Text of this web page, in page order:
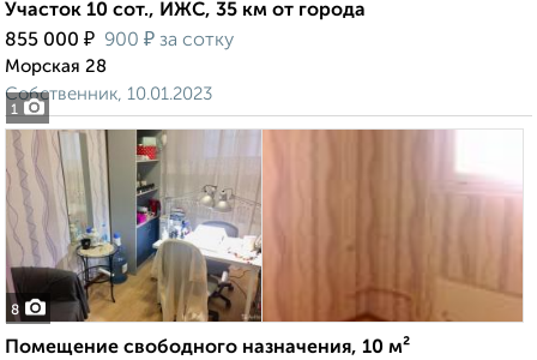
1
Участок 10 сот., ИЖС, 35 км от города
855 000 ₽ 900 ₽ за сотку
Морская 28
Собственник, 10.01.2023
8
Помещение свободного назначения, 10 м²